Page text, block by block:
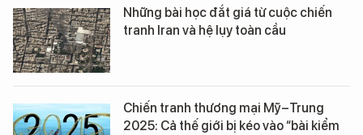
Những bài học đắt giá từ cuộc chiến
tranh Iran và hệ lụy toàn cầu
Chiến tranh thương mại Mỹ–Trung
2025: Cả thế giới bị kéo vào “bài kiểm